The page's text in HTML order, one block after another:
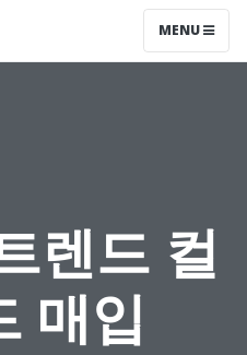
MENU
렌드 컬
매입